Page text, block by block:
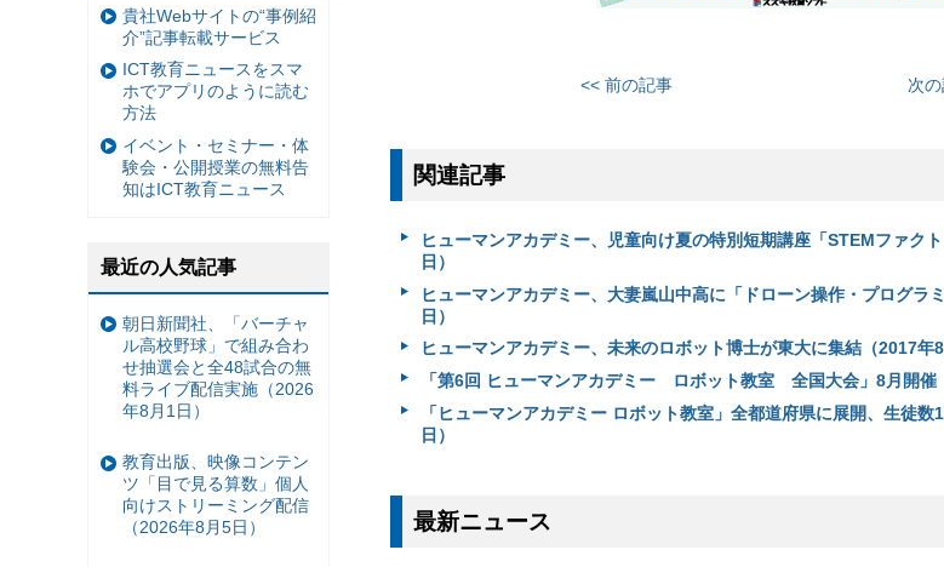
<< 前の記事 次
関連記事
ヒューマンアカデミー、児童向け夏の特別短期講座「STEMファク
日）
ヒューマンアカデミー、大妻嵐山中高に「ドローン操作・プログラ
日）
ヒューマンアカデミー、未来のロボット博士が東大に集結（2017年8
「第6回 ヒューマンアカデミー ロボット教室 全国大会」8月開催
「ヒューマンアカデミー ロボット教室」全都道府県に展開、生徒
日）
最新ニュース
貴社Webサイトの“事例紹
介”記事転載サービス
ICT教育ニュースをスマ
ホでアプリのように読む
方法
イベント・セミナー・体
験会・公開授業の無料告
知はICT教育ニュース
最近の人気記事
朝日新聞社、「バーチャ
ル高校野球」で組み合わ
せ抽選会と全48試合の無
料ライブ配信実施（2026
年8月1日）
教育出版、映像コンテン
ツ「目で見る算数」個人
向けストリーミング配信
（2026年8月5日）